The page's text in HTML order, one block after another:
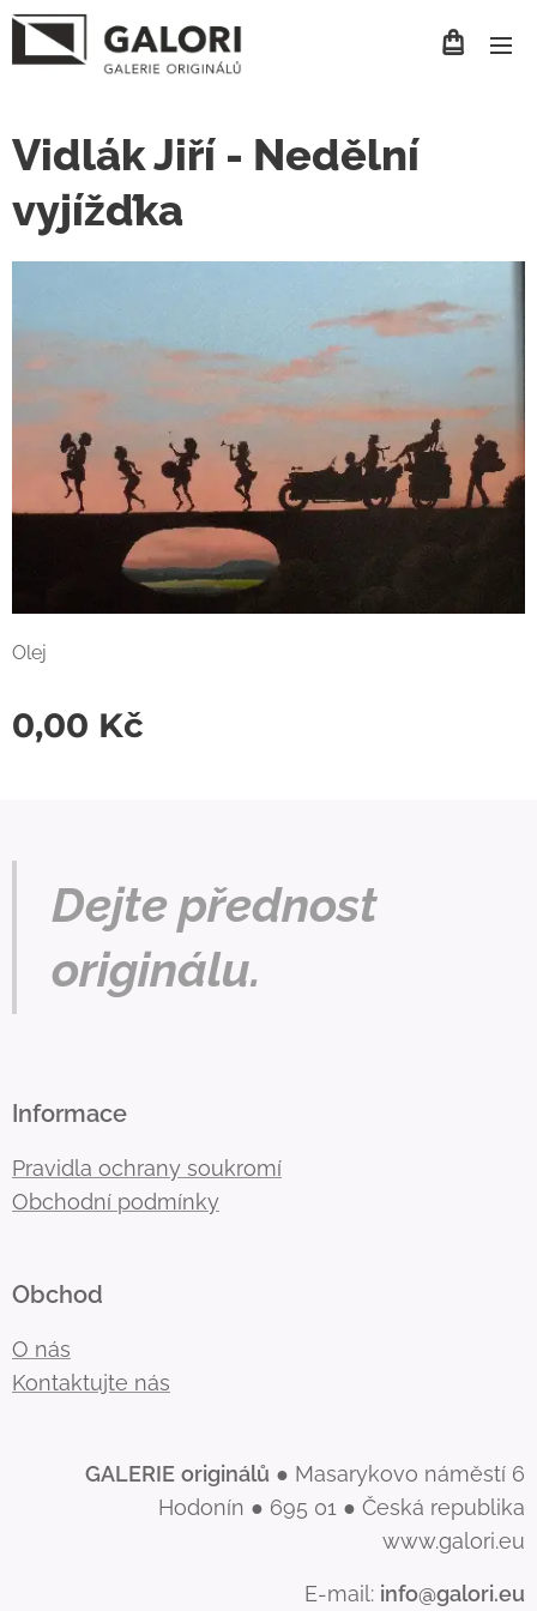
Vidlák Jiří - Nedělní
vyjížďka
Olej
0,00 Kč
Dejte přednost
originálu.
Informace
Pravidla ochrany soukromí
Obchodní podmínky
Obchod
O nás
Kontaktujte nás
GALERIE originálů ● Masarykovo náměstí 6
Hodonín ● 695 01 ● Česká republika
www.galori.eu
E-mail: info@galori.eu